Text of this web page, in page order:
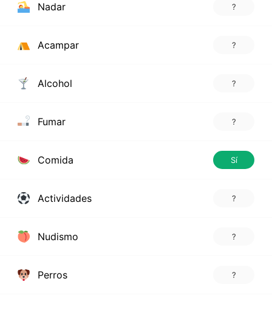
Nadar ?
Acampar ?
Alcohol ?
Fumar ?
Comida Sí
Actividades ?
Nudismo ?
Perros ?